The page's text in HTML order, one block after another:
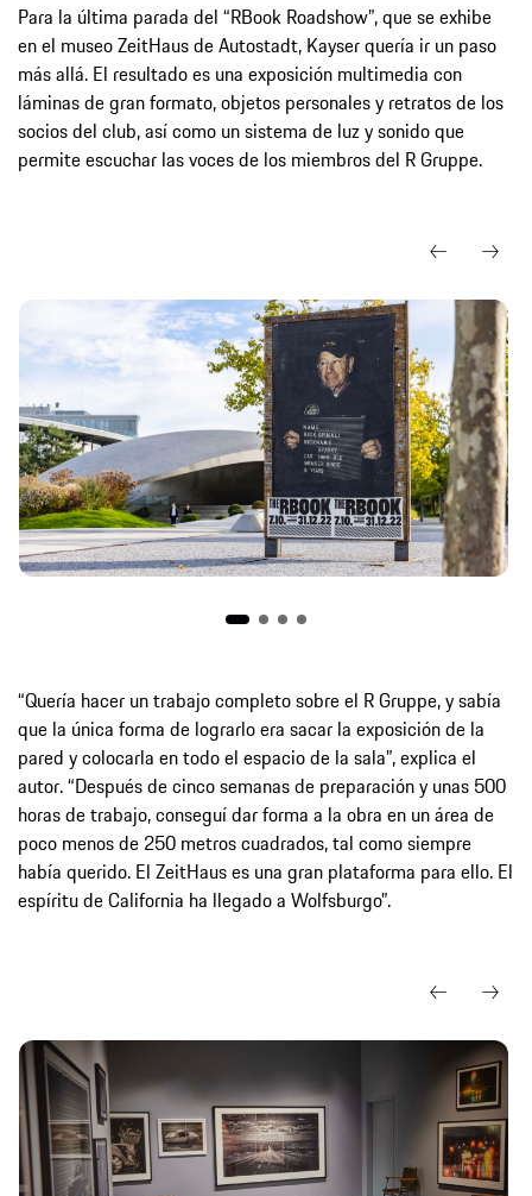
Para la última parada del “RBook Roadshow”, que se exhibe
en el museo ZeitHaus de Autostadt, Kayser quería ir un paso
más allá. El resultado es una exposición multimedia con
láminas de gran formato, objetos personales y retratos de los
socios del club, así como un sistema de luz y sonido que
permite escuchar las voces de los miembros del R Gruppe.
“Quería hacer un trabajo completo sobre el R Gruppe, y sabía
que la única forma de lograrlo era sacar la exposición de la
pared y colocarla en todo el espacio de la sala”, explica el
autor. “Después de cinco semanas de preparación y unas 500
horas de trabajo, conseguí dar forma a la obra en un área de
poco menos de 250 metros cuadrados, tal como siempre
había querido. El ZeitHaus es una gran plataforma para ello. El
espíritu de California ha llegado a Wolfsburgo”.